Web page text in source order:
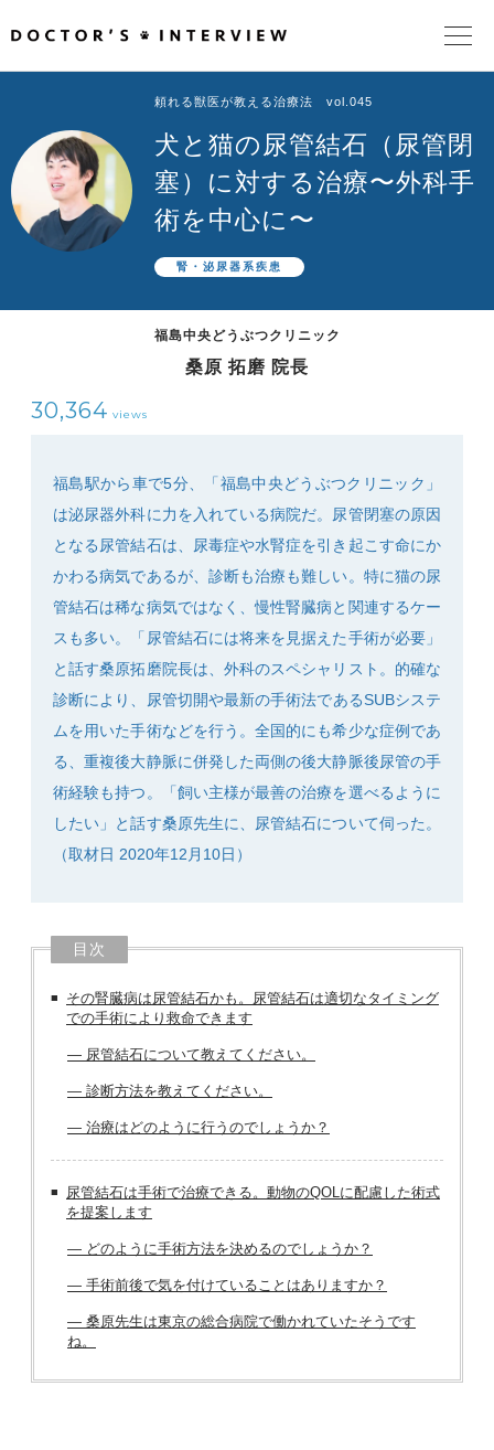
頼れるドクターが教える治療法
街の頼れるドクターたち
インタビューを検索
SEARCH
頼れる獣医が教える治療法 vol.045
犬と猫の尿管結石（尿管閉
塞）に対する治療〜外科手
術を中心に〜
腎・泌尿器系疾患
福島中央どうぶつクリニック
桑原 拓磨 院長
30,364 views
福島駅から車で5分、「福島中央どうぶつクリニック」
は泌尿器外科に力を入れている病院だ。尿管閉塞の原因
となる尿管結石は、尿毒症や水腎症を引き起こす命にか
かわる病気であるが、診断も治療も難しい。特に猫の尿
管結石は稀な病気ではなく、慢性腎臓病と関連するケー
スも多い。「尿管結石には将来を見据えた手術が必要」
と話す桑原拓磨院長は、外科のスペシャリスト。的確な
診断により、尿管切開や最新の手術法であるSUBシステ
ムを用いた手術などを行う。全国的にも希少な症例であ
る、重複後大静脈に併発した両側の後大静脈後尿管の手
術経験も持つ。「飼い主様が最善の治療を選べるように
したい」と話す桑原先生に、尿管結石について伺った。
（取材日 2020年12月10日）
目次
その腎臓病は尿管結石かも。尿管結石は適切なタイミング
での手術により救命できます
― 尿管結石について教えてください。
― 診断方法を教えてください。
― 治療はどのように行うのでしょうか？
尿管結石は手術で治療できる。動物のQOLに配慮した術式
を提案します
― どのように手術方法を決めるのでしょうか？
― 手術前後で気を付けていることはありますか？
― 桑原先生は東京の総合病院で働かれていたそうです
ね。